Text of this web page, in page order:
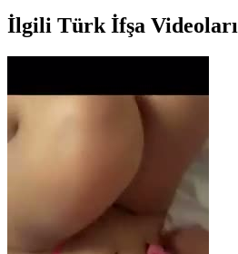
İlgili Türk İfşa Videoları